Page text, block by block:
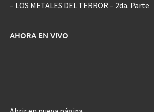
– LOS METALES DEL TERROR – 2da. Parte
AHORA EN VIVO